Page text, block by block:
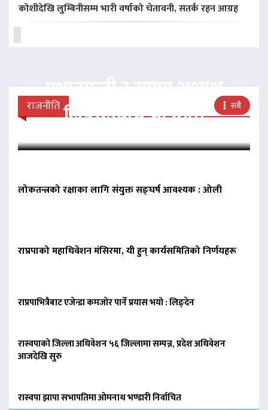
कोशीदेखि लुम्बिनीसम्म भारी वर्षाको चेतावनी, सतर्क रहन आग्रह
राजनीति सबै
प्रधानमन्त्री र राप्रपा अध्यक्ष
लिङदेनबीच भेटवार्ता
लोकतन्त्रको रक्षाका लागि संयुक्त सङ्घर्ष आवश्यक : ओली
राप्रपाको महाधिवेशन मंसिरमा, यी हुन् कार्यसमितिको निर्णयहरू
राप्रपाभित्रैबाट एजेन्डा कमजोर पार्ने प्रयास भयो : लिङ्देन
रास्वपाको जिल्ला अधिवेशन ५६ जिल्लामा सम्पन्न, प्रदेश अधिवेशन
आजदेखि सुरु
रास्वपा झापा सभापतिमा ओमनाथ भण्डारी निर्वाचित